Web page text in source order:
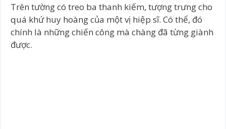
Trên tường có treo ba thanh kiếm, tượng trưng cho
quá khứ huy hoàng của một vị hiệp sĩ. Có thể, đó
chính là những chiến công mà chàng đã từng giành
được.